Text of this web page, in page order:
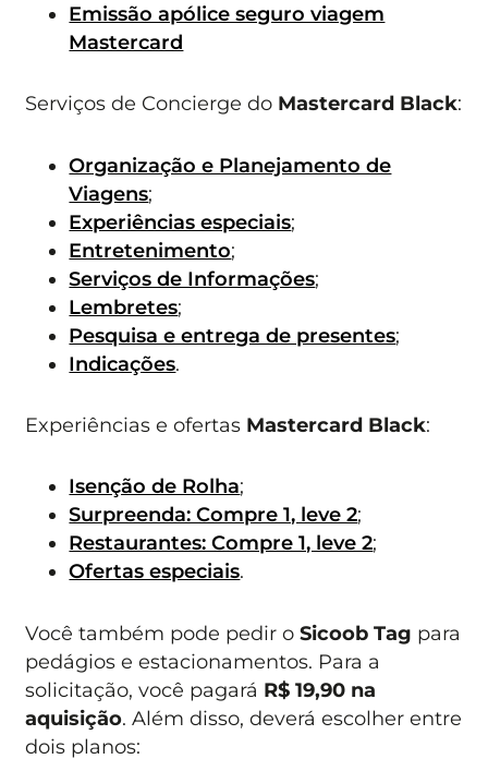
Emissão apólice seguro viagem
Mastercard
Serviços de Concierge do Mastercard Black:
Organização e Planejamento de
Viagens;
Experiências especiais;
Entretenimento;
Serviços de Informações;
Lembretes;
Pesquisa e entrega de presentes;
Indicações.
Experiências e ofertas Mastercard Black:
Isenção de Rolha;
Surpreenda: Compre 1, leve 2;
Restaurantes: Compre 1, leve 2;
Ofertas especiais.
Você também pode pedir oSicoob Tag para
pedágios e estacionamentos. Para a
solicitação, você pagará R$ 19,90 na
aquisição. Além disso, deverá escolher entre
dois planos: